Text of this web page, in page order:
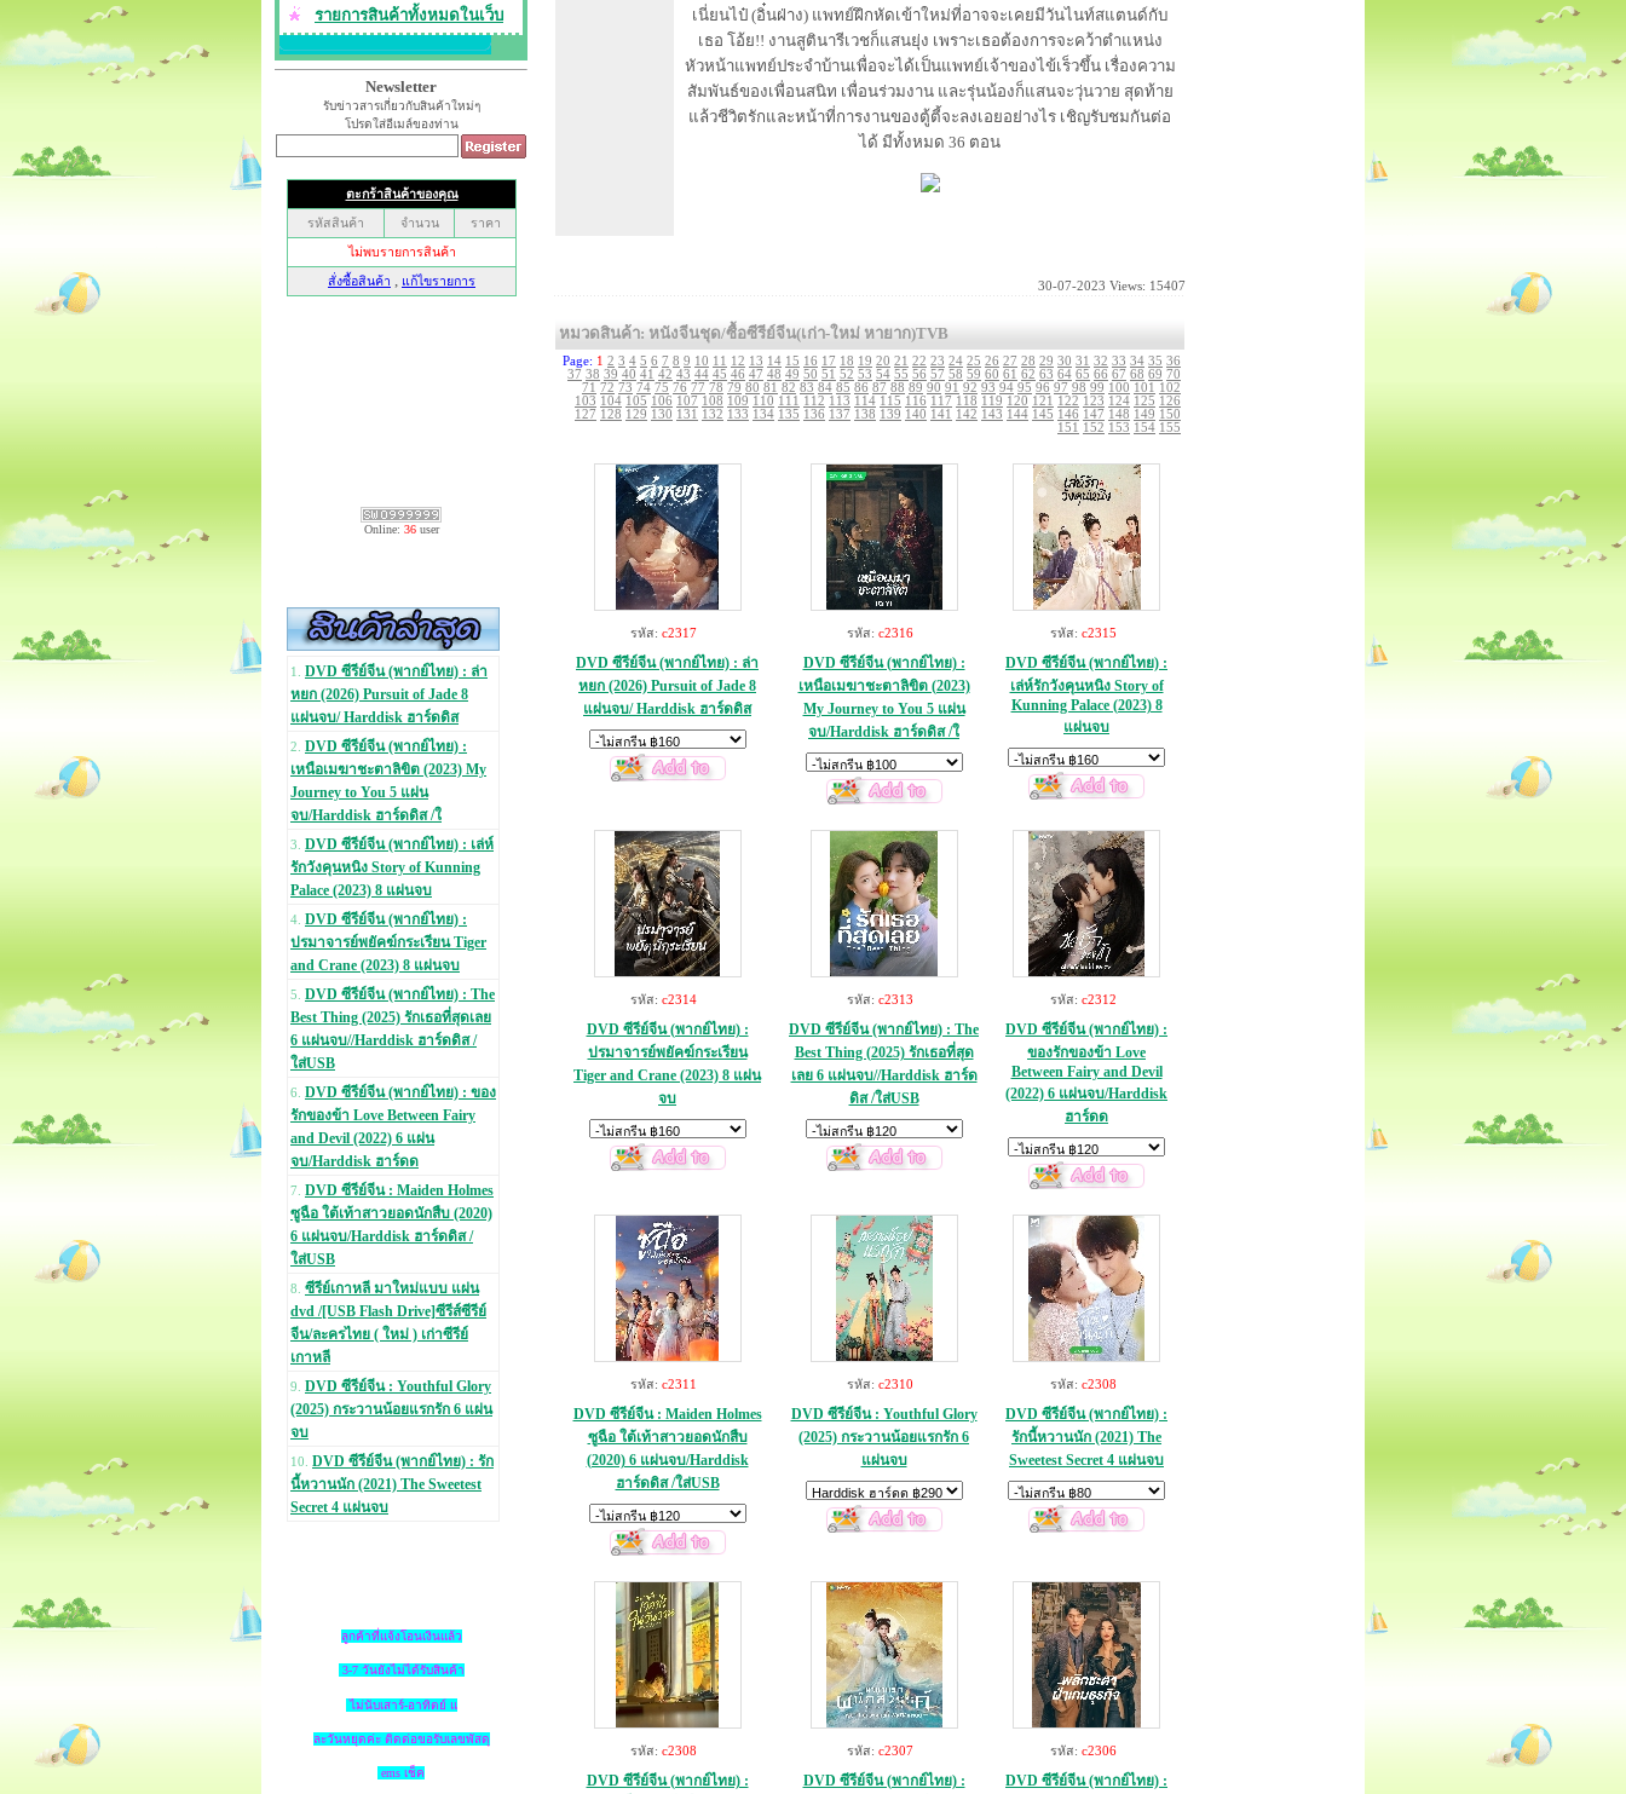
รายการสินค้าทั้งหมดในเว็บ
Newsletter
รับข่าวสารเกี่ยวกับสินค้าใหม่ๆ
โปรดใส่อีเมล์ของท่าน
Online: 36user
1. DVD ซีรีย์จีน (พากย์ไทย) : ล่า
หยก (2026) Pursuit of Jade 8
แผ่นจบ/ Harddisk ฮาร์ดดิส
2. DVD ซีรีย์จีน (พากย์ไทย) :
เหนือเมฆาชะตาลิขิต (2023) My
Journey to You 5 แผ่น
จบ/Harddisk ฮาร์ดดิส /ใ
3. DVD ซีรีย์จีน (พากย์ไทย) : เล่ห์
รักวังคุนหนิง Story of Kunning
Palace (2023) 8 แผ่นจบ
4. DVD ซีรีย์จีน (พากย์ไทย) :
ปรมาจารย์พยัคฆ์กระเรียน Tiger
and Crane (2023) 8 แผ่นจบ
5. DVD ซีรีย์จีน (พากย์ไทย) : The
Best Thing (2025) รักเธอที่สุดเลย
6 แผ่นจบ//Harddisk ฮาร์ดดิส /
ใส่USB
6. DVD ซีรีย์จีน (พากย์ไทย) : ของ
รักของข้า Love Between Fairy
and Devil (2022) 6 แผ่น
จบ/Harddisk ฮาร์ดด
7. DVD ซีรีย์จีน : Maiden Holmes
ซูฉือ ใต้เท้าสาวยอดนักสืบ (2020)
6 แผ่นจบ/Harddisk ฮาร์ดดิส /
ใส่USB
8. ซีรีย์เกาหลี มาใหม่แบบ แผ่น
dvd /[USB Flash Drive]ซีรีส์ซีรีย์
จีน/ละครไทย ( ใหม่ ) เก่าซีรีย์
เกาหลี
9. DVD ซีรีย์จีน : Youthful Glory
(2025) กระวานน้อยแรกรัก 6 แผ่น
จบ
10. DVD ซีรีย์จีน (พากย์ไทย) : รัก
นี้หวานนัก (2021) The Sweetest
Secret 4 แผ่นจบ
ลูกค้าที่แจ้งโอนเงินแล้ว
3-7 วันยังไม่ได้รับสินค้า
ไม่นับเสาร์-อาทิตย์ แ
ละวันหยุดค่ะ ติดต่อขอรับเลขพัสดุ
ems เช็ค
เนี่ยนไป๋ (อิ๋นฝ่าง) แพทย์ฝึกหัดเข้าใหม่ที่อาจจะเคยมีวันไนท์สแตนด์กับ
เธอ โอ้ย!! งานสูตินารีเวชก็แสนยุ่ง เพราะเธอต้องการจะคว้าตำแหน่ง
หัวหน้าแพทย์ประจำบ้านเพื่อจะได้เป็นแพทย์เจ้าของไข้เร็วขึ้น เรื่องความ
สัมพันธ์ของเพื่อนสนิท เพื่อนร่วมงาน และรุ่นน้องก็แสนจะวุ่นวาย สุดท้าย
แล้วชีวิตรักและหน้าที่การงานของตู้ตี้จะลงเอยอย่างไร เชิญรับชมกันต่อ
ได้ มีทั้งหมด 36 ตอน
30-07-2023 Views: 15407
หมวดสินค้า: หนังจีนชุด/ซื้อซีรีย์จีน(เก่า-ใหม่ หายาก)TVB
Page: 1 2 3 4 5 6 7 8 9 10 11 12 13 14 15 16 17 18 19 20 21 22 23 24 25 26 27 28 29 30 31 32 33 34 35 36
37 38 39 40 41 42 43 44 45 46 47 48 49 50 51 52 53 54 55 56 57 58 59 60 61 62 63 64 65 66 67 68 69 70
71 72 73 74 75 76 77 78 79 80 81 82 83 84 85 86 87 88 89 90 91 92 93 94 95 96 97 98 99 100 101
102
103 104 105 106 107 108 109 110 111 112 113 114 115 116 117 118 119 120 121 122 123 124 125 126
127 128 129 130 131 132 133 134 135 136 137 138 139 140 141 142 143 144 145 146 147 148 149 150
151
152 153 154 155
รหัส: c2317
DVD ซีรีย์จีน (พากย์ไทย) : ล่า
หยก (2026) Pursuit of Jade 8
แผ่นจบ/ Harddisk ฮาร์ดดิส
รหัส: c2316
DVD ซีรีย์จีน (พากย์ไทย) :
เหนือเมฆาชะตาลิขิต (2023)
My Journey to You 5 แผ่น
จบ/Harddisk ฮาร์ดดิส /ใ
รหัส: c2315
DVD ซีรีย์จีน (พากย์ไทย) :
เล่ห์รักวังคุนหนิง Story of
Kunning Palace (2023) 8
แผ่นจบ
รหัส: c2314
DVD ซีรีย์จีน (พากย์ไทย) :
ปรมาจารย์พยัคฆ์กระเรียน
Tiger and Crane (2023) 8 แผ่น
จบ
รหัส: c2313
DVD ซีรีย์จีน (พากย์ไทย) : The
Best Thing (2025) รักเธอที่สุด
เลย 6 แผ่นจบ//Harddisk ฮาร์ด
ดิส /ใส่USB
รหัส: c2312
DVD ซีรีย์จีน (พากย์ไทย) :
ของรักของข้า Love
Between Fairy and Devil
(2022) 6 แผ่นจบ/Harddisk
ฮาร์ดด
รหัส: c2311
DVD ซีรีย์จีน : Maiden Holmes
ซูฉือ ใต้เท้าสาวยอดนักสืบ
(2020) 6 แผ่นจบ/Harddisk
ฮาร์ดดิส /ใส่USB
รหัส: c2310
DVD ซีรีย์จีน : Youthful Glory
(2025) กระวานน้อยแรกรัก 6
แผ่นจบ
รหัส: c2308
DVD ซีรีย์จีน (พากย์ไทย) :
รักนี้หวานนัก (2021) The
Sweetest Secret 4 แผ่นจบ
รหัส: c2308
DVD ซีรีย์จีน (พากย์ไทย) :
รหัส: c2307
DVD ซีรีย์จีน (พากย์ไทย) :
รหัส: c2306
DVD ซีรีย์จีน (พากย์ไทย) :